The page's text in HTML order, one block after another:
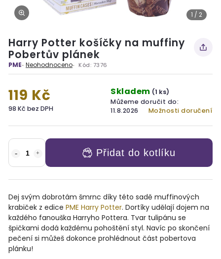
1 / 2
Harry Potter košíčky na muffiny
Pobertův plánek
PME Neohodnoceno Kód: 7376
119 Kč
98 Kč bez DPH
Skladem (1 ks)
Můžeme doručit do:
11.8.2026
Možnosti doručení
Přidat do kotlíku
Dej svým dobrotám šmrnc díky této sadě muffinových
krabiček z edice PME Harry Potter. Dortíky udělají dojem na
každého fanouška Harryho Pottera. Tvar tulipánu se
špičkami dodá každému pohoštění styl. Navíc po skončení
pečení si můžeš dokonce prohlédnout část pobertova
plánku!